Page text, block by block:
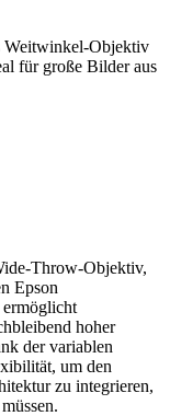
Weitwinkel-Objektiv
für große Bilder aus
Throw-Objektiv,
Epson
hoher
der variablen
um den
zu integrieren,